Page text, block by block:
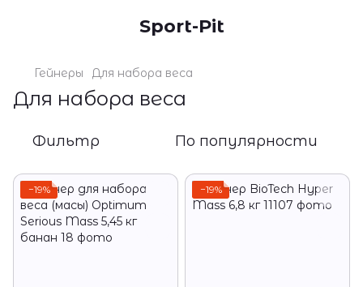
Sport-Pit
Гейнеры Для набора веса
Для набора веса
Фильтр По популярности
−19% −19%